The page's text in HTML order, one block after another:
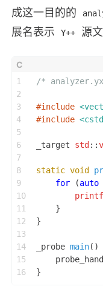
成这一目的的
展名表示
Y++ 源
1
2
3
4
5
6
7
8
9
10
11
12
13
14
15
16
/*
#include
#include
_target std ::
static void
for (auto
printf
    }
}
_probe main()
}